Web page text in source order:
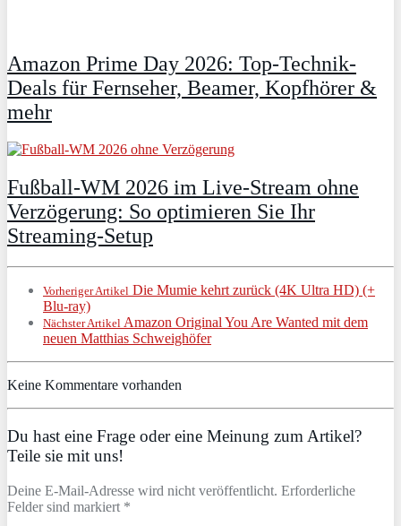
Amazon Prime Day 2026: Top-Technik-
Deals für Fernseher, Beamer, Kopfhörer &
mehr
Fußball-WM 2026 im Live-Stream ohne
Verzögerung: So optimieren Sie Ihr
Streaming-Setup
Vorheriger Artikel Die Mumie kehrt zurück (4K Ultra HD) (+
Blu-ray)
Nächster Artikel Amazon Original You Are Wanted mit dem
neuen Matthias Schweighöfer
Keine Kommentare vorhanden
Du hast eine Frage oder eine Meinung zum Artikel?
Teile sie mit uns!
Deine E-Mail-Adresse wird nicht veröffentlicht. Erforderliche
Felder sind markiert *